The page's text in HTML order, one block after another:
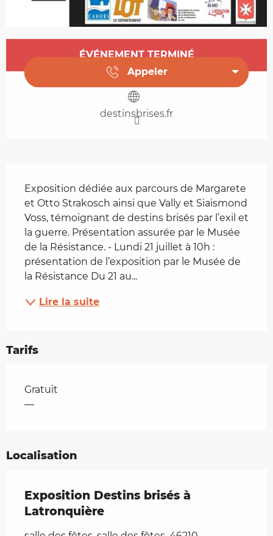
Ouverture et coordonnées
ÉVÉNEMENT TERMINÉ
Appeler
destinsbrises.fr
Exposition dédiée aux parcours de Margarete
et Otto Strakosch ainsi que Vally et Siaismond
Voss, témoignant de destins brisés par l’exil et
la guerre. Présentation assurée par le Musée
de la Résistance. - Lundi 21 juillet à 10h :
présentation de l’exposition par le Musée de
la Résistance Du 21 au...
Lire la suite
Tarifs
Tarifs 2026
Gratuit
—
Localisation
Exposition Destins brisés à
Latronquière